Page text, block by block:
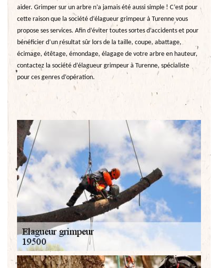
aider. Grimper sur un arbre n’a jamais été aussi simple ! C’est pour
cette raison que la société d’élagueur grimpeur à Turenne vous
propose ses services. Afin d’éviter toutes sortes d’accidents et pour
bénéficier d’un résultat sûr lors de la taille, coupe, abattage,
écimage, étêtage, émondage, élagage de votre arbre en hauteur,
contactez la société d’élagueur grimpeur à Turenne, spécialiste
pour ces genres d’opération.